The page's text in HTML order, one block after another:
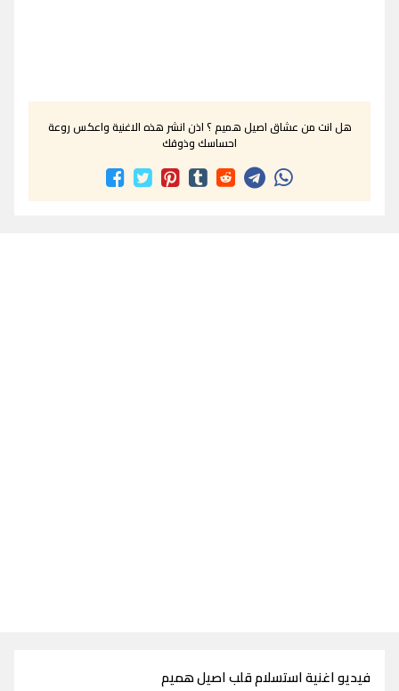
هل انت من عشاق اصيل هميم ؟ اذن انشر هذه الاغنية واعكس روعة
احساسك وذوقك
فيديو اغنية استسلام قلب اصيل هميم